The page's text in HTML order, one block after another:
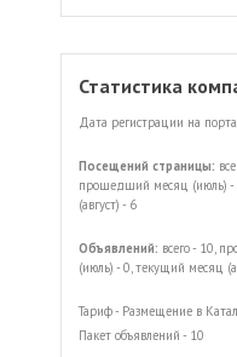
Статистика
Дата регистрации на
Посещений страницы:
прошедший месяц (июль) -
(август) - 6
Объявлений: всего - 10,
(июль) - 0, текущий месяц
Тариф - Размещение в
Пакет объявлений - 10